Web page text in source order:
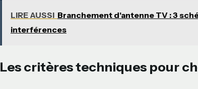
LIRE AUSSI Branchement d'antenne TV : 3
interférences
Les critères techniques pour